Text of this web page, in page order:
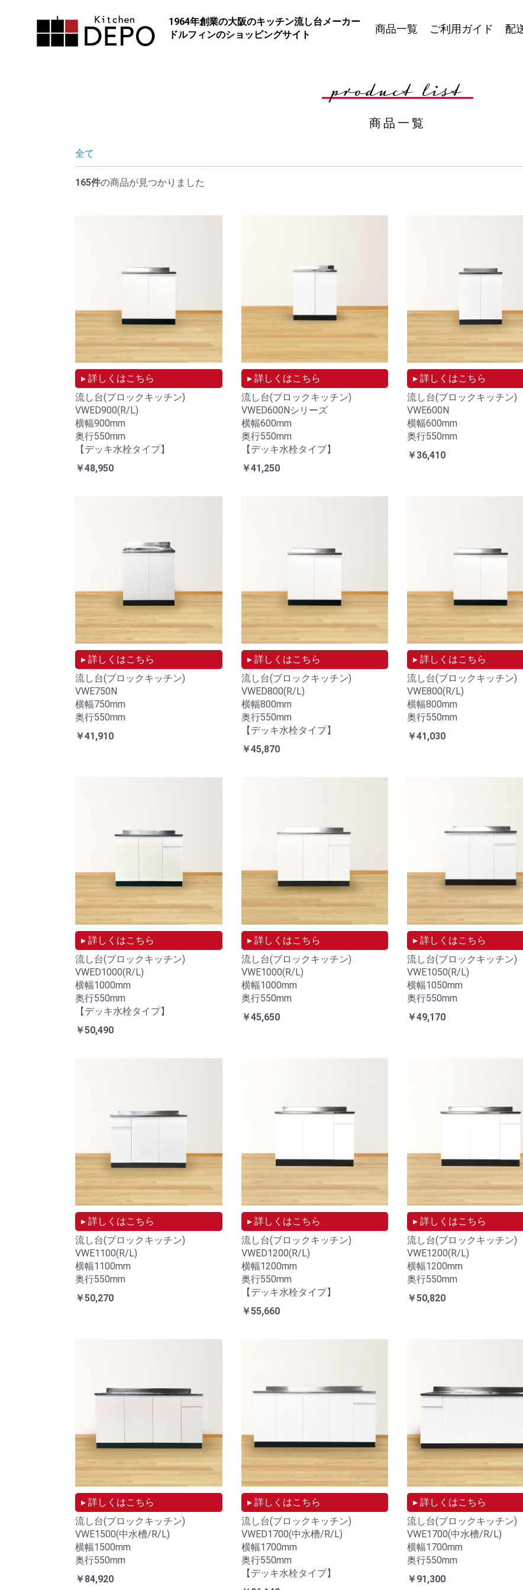
1964年創業の大阪のキッチン流し台メーカー
ドルフィンのショッピングサイト
商品一覧
家族が集う、ファミリー向けキッチ
ン
コンパクトタイプキッチン
サイズ・カラーなど組み合わせ自由
ハーフキッチン
組み合わせを想定した吊戸棚のみの
シリーズ
ガスコンロや水栓など、キッチン関
連のオプション機器
ご利用ガイド 配
product list
商品一覧
全て
165件の商品が見つかりました
▸ 詳しくはこちら
流し台(ブロックキッチン)
VWED900(R/L)
横幅900mm
奥行550mm
【デッキ水栓タイプ】
￥48,950
▸ 詳しくはこちら
流し台(ブロックキッチン)
VWED600Nシリーズ
横幅600mm
奥行550mm
【デッキ水栓タイプ】
￥41,250
▸ 詳しくはこちら
流し台(ブロックキッチン)
VWE600N
横幅600mm
奥行550mm
￥36,410
▸ 詳しくはこちら
流し台(ブロックキッチン)
VWE750N
横幅750mm
奥行550mm
￥41,910
▸ 詳しくはこちら
流し台(ブロックキッチン)
VWED800(R/L)
横幅800mm
奥行550mm
【デッキ水栓タイプ】
￥45,870
▸ 詳しくはこちら
流し台(ブロックキッチン)
VWE800(R/L)
横幅800mm
奥行550mm
￥41,030
▸ 詳しくはこちら
流し台(ブロックキッチン)
VWED1000(R/L)
横幅1000mm
奥行550mm
【デッキ水栓タイプ】
￥50,490
▸ 詳しくはこちら
流し台(ブロックキッチン)
VWE1000(R/L)
横幅1000mm
奥行550mm
￥45,650
▸ 詳しくはこちら
流し台(ブロックキッチン)
VWE1050(R/L)
横幅1050mm
奥行550mm
￥49,170
▸ 詳しくはこちら
流し台(ブロックキッチン)
VWE1100(R/L)
横幅1100mm
奥行550mm
￥50,270
▸ 詳しくはこちら
流し台(ブロックキッチン)
VWED1200(R/L)
横幅1200mm
奥行550mm
【デッキ水栓タイプ】
￥55,660
▸ 詳しくはこちら
流し台(ブロックキッチン)
VWE1200(R/L)
横幅1200mm
奥行550mm
￥50,820
▸ 詳しくはこちら
流し台(ブロックキッチン)
VWE1500(中水槽/R/L)
横幅1500mm
奥行550mm
￥84,920
▸ 詳しくはこちら
流し台(ブロックキッチン)
VWED1700(中水槽/R/L)
横幅1700mm
奥行550mm
【デッキ水栓タイプ】
▸ 詳しくはこちら
流し台(ブロックキッチン)
VWE1700(中水槽/R/L)
横幅1700mm
奥行550mm
￥91,300